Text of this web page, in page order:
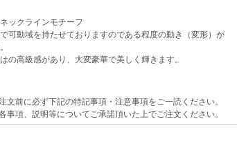
ックラインモチーフ
可動域を持たせておりますのである程度の動き（変形）が
の高級感があり、大変豪華で美しく輝きます。
文前に必ず下記の特記事項・注意事項をご一読ください。
事項、説明等についてご承諾頂いた上でご注文ください。